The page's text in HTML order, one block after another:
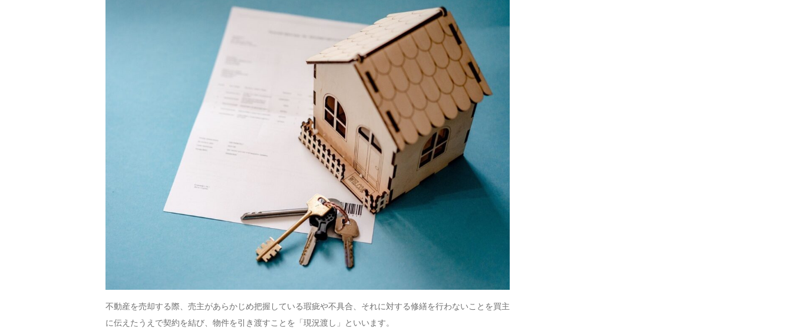
不動産を売却する際、売主があらかじめ把握している瑕疵や不具合、それに対する修繕を行わないことを買主
に伝えたうえで契約を結び、物件を引き渡すことを「現況渡し」といいます。